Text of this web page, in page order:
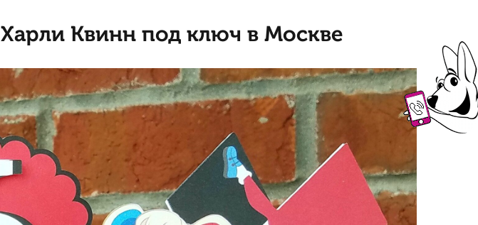
Квинн под ключ в Москве